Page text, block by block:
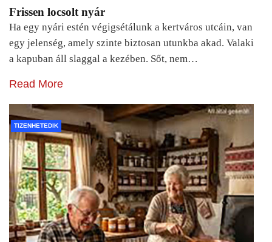
Frissen locsolt nyár
Ha egy nyári estén végigsétálunk a kertváros utcáin, van
egy jelenség, amely szinte biztosan utunkba akad. Valaki
a kapuban áll slaggal a kezében. Sőt, nem…
Read More
TIZENHETEDIK